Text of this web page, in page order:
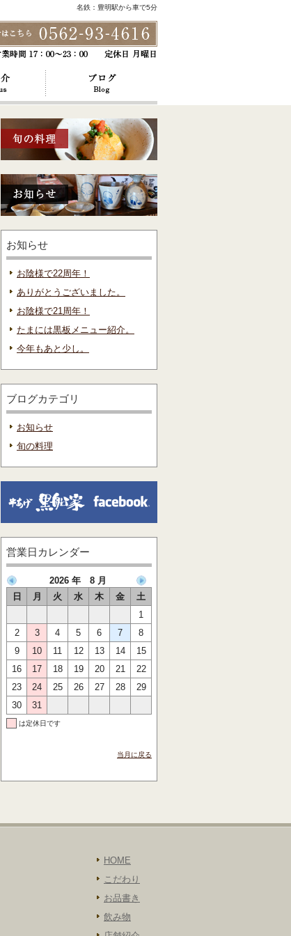
名鉄：豊明駅から車で5分
お知らせ
お陰様で22周年！
ありがとうございました。
お陰様で21周年！
たまには黒板メニュー紹介。
今年もあと少し。
ブログカテゴリ
お知らせ
旬の料理
営業日カレンダー
2026 年 8 月
日
月 火 水 木 金
土
1
2
3 4 5 6 7
8
9
10 11 12 13 14
15
16
17 18 19 20 21
22
23
24 25 26 27 28
29
30
31
は定休日です
当月に戻る
HOME
こだわり
お品書き
飲み物